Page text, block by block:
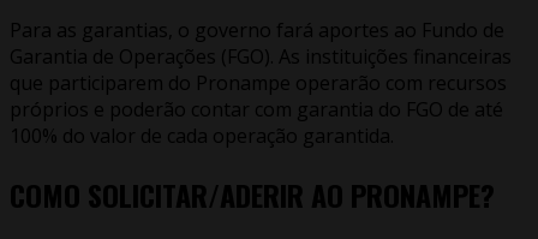
Para as garantias, o governo fará aportes ao Fundo de
Garantia de Operações (FGO). As instituições financeiras
que participarem do Pronampe operarão com recursos
próprios e poderão contar com garantia do FGO de até
100% do valor de cada operação garantida.
COMO SOLICITAR/ADERIR AO PRONAMPE?